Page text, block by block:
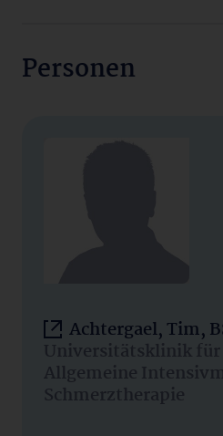
Personen
Achtergael, Tim,
Universitätsklinik für
Allgemeine
Schmerztherapie